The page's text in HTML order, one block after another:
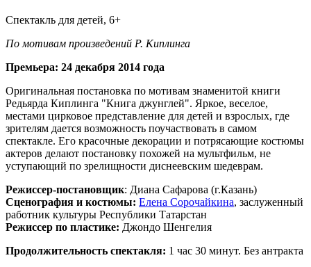
Спектакль для детей, 6+
По мотивам произведений Р. Киплинга
Премьера: 24 декабря 2014 года
Оригинальная постановка по мотивам знаменитой книги
Редьярда Киплинга "Книга джунглей". Яркое, веселое,
местами цирковое представление для детей и взрослых, где
зрителям дается возможность поучаствовать в самом
спектакле. Его красочные декорации и потрясающие костюмы
актеров делают постановку похожей на мультфильм, не
уступающий по зрелищности диснеевским шедеврам.
Режиссер-постановщик: Диана Сафарова (г.Казань)
Сценография и костюмы: Елена Сорочайкина, заслуженный
работник культуры Республики Татарстан
Режиссер по пластике: Джондо Шенгелия
Продолжительность спектакля: 1 час 30 минут. Без антракта